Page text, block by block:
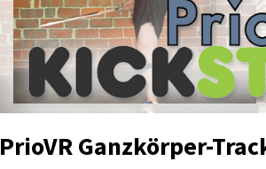
PrioVR Ganzkörper-